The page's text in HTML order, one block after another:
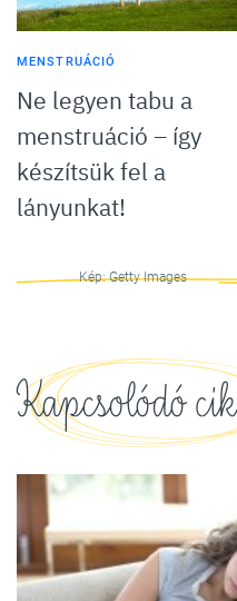
MENSTRUÁCIÓ
Ne legyen tabu a
menstruáció – így
készítsük fel a
lányunkat!
Kép: Getty Images
Kapcsolódó